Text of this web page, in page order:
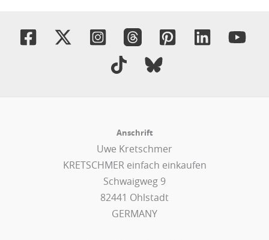
Anschrift
Uwe Kretschmer
KRETSCHMER einfach einkaufen
Schwaigweg 9
82441 Ohlstadt
GERMANY